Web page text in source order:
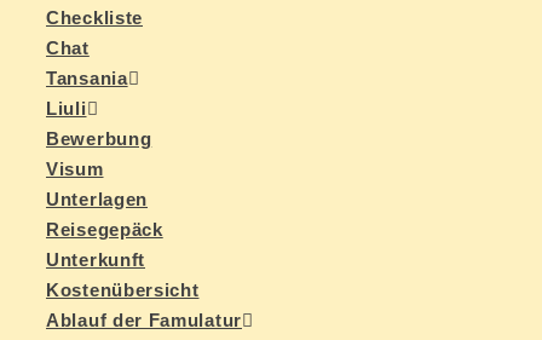
Check­lis­te
Chat
Tan­sa­nia
Liu­li
Be­wer­bung
Vi­sum
Un­ter­la­gen
Rei­se­ge­päck
Un­ter­kunft
Kos­ten­über­sicht
Ab­lauf der Famulatur